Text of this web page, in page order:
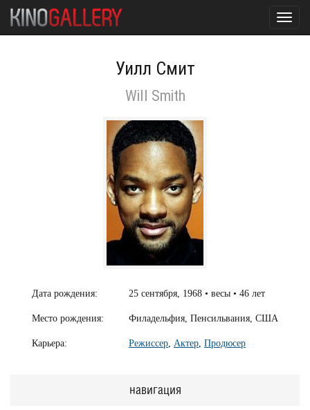
Уилл Смит
Will Smith
Дата рождения: 25 сентября, 1968 • весы • 46 лет
Место рождения: Филадельфия, Пенсильвания, США
Карьера: Режиссер, Актер, Продюсер
навигация